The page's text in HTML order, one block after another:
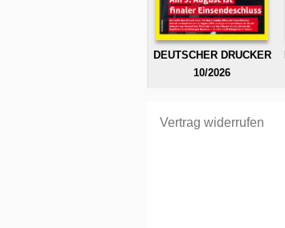
DEUTSCHER DRUCKER
10/2026
Vertrag widerrufen